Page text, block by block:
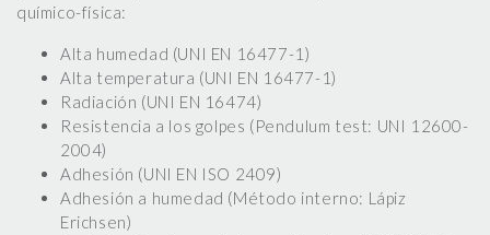
químico-física:
Alta humedad (UNI EN 16477-1)
Alta temperatura (UNI EN 16477-1)
Radiación (UNI EN 16474)
Resistencia a los golpes (Pendulum test: UNI 12600-
2004)
Adhesión (UNI EN ISO 2409)
Adhesión a humedad (Método interno: Lápiz
Erichsen)